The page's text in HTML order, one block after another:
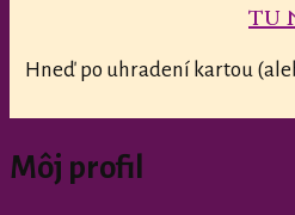
tu
Hneď po uhradení kartou
Môj profil